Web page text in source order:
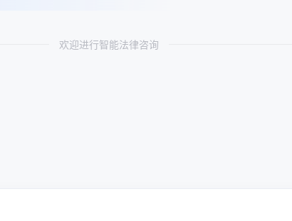
欢迎进行智能法律咨询